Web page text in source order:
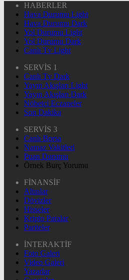
HABERLER
Hava Durumu Light
Hava Durumu Dark
Yol Durumu Light
Yol Durumu Dark
Canlı Tv Light
SERVİS 1
Canlı Tv Dark
Yayın Akışları Light
Yayın Akışları Dark
Nöbetçi Eczaneler
Son Dakika
SERVİS 3
Canlı Borsa
Namaz Vakitleri
Puan Durumu
Örnek Burç Yorumu
FİNANSİF
Altınlar
Dövizler
Hisseler
Kripto Paralar
Pariteler
İNTERAKTİF
Foto Galeri
Video Galeri
Yazarlar